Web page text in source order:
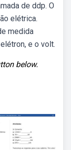
de ddp. O
elétrica.
medida
e o volt.
below.